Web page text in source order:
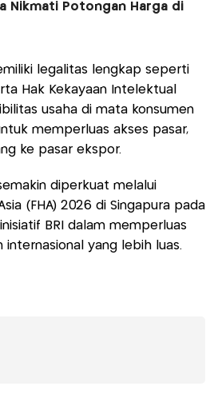
Nikmati Potongan Harga di
legalitas lengkap seperti
Hak Kekayaan Intelektual
usaha di mata konsumen
memperluas akses pasar,
ke pasar ekspor.
diperkuat melalui
(FHA) 2026 di Singapura pada
BRI dalam memperluas
internasional yang lebih luas.